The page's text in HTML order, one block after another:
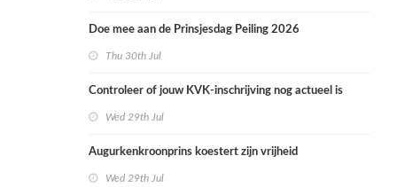
Doe mee aan de Prinsjesdag Peiling 2026
Thu 30th Jul
Controleer of jouw KVK-inschrijving nog actueel is
Wed 29th Jul
Augurkenkroonprins koestert zijn vrijheid
Wed 29th Jul